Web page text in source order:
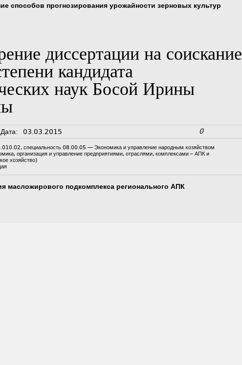
способов прогнозирования урожайности зерновых культур
диссертации на соискание
кандидата
наук Босой Ирины
Дата: 03.03.2015 0
,специальность 08.00.05 — Экономика и управление народным хозяйством
организация и управление предприятиями, отраслями, комплексами – АПК и
хозяйство)
масложирового подкомплекса регионального АПК